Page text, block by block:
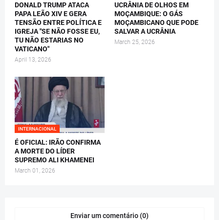
DONALD TRUMP ATACA
PAPA LEÃO XIV E GERA
TENSÃO ENTRE POLÍTICA E
IGREJA "SE NÃO FOSSE EU,
TU NÃO ESTARIAS NO
VATICANO"
April 13, 2026
UCRÂNIA DE OLHOS EM
MOÇAMBIQUE: O GÁS
MOÇAMBICANO QUE PODE
SALVAR A UCRÂNIA
March 25, 2026
INTERNACIONAL
É OFICIAL: IRÃO CONFIRMA
A MORTE DO LÍDER
SUPREMO ALI KHAMENEI
March 01, 2026
Enviar um comentário (0)